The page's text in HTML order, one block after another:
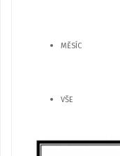
MĚSÍC
VŠE